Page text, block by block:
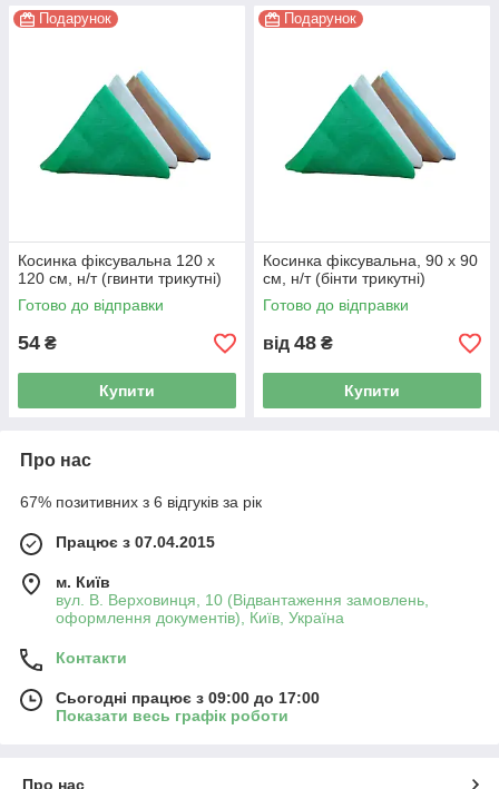
Подарунок
Косинка фіксувальна 120 x
120 см, н/т (гвинти трикутні)
Готово до відправки
54 ₴
Купити
Подарунок
Косинка фіксувальна, 90 x 90
см, н/т (бінти трикутні)
Готово до відправки
від 48 ₴
Купити
Про нас
67% позитивних з 6 відгуків за рік
Працює з 07.04.2015
м. Київ
вул. В. Верховинця, 10 (Відвантаження замовлень,
оформлення документів), Київ, Україна
Контакти
Сьогодні працює з 09:00 до 17:00
Показати весь графік роботи
Про нас